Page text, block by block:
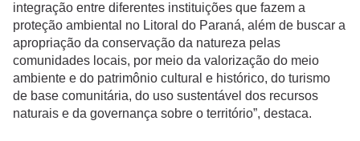
integração entre diferentes instituições que fazem a
proteção ambiental no Litoral do Paraná, além de buscar a
apropriação da conservação da natureza pelas
comunidades locais, por meio da valorização do meio
ambiente e do patrimônio cultural e histórico, do turismo
de base comunitária, do uso sustentável dos recursos
naturais e da governança sobre o território”, destaca.